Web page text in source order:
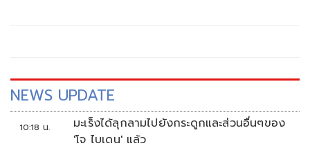
NEWS UPDATE
10:18 น.
มะเร็งได้ลุกลามไปยังกระดูกและส่วนอื่นๆของ
'โจ ไบเดน' แล้ว